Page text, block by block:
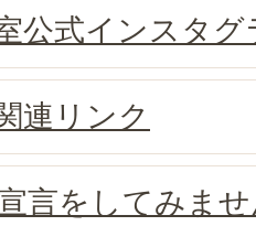
公式インスタグ
連リンク
言をしてみま